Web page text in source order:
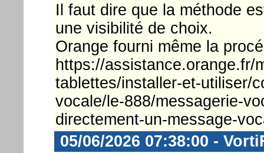
Il faut dire que la méthode
une visibilité de choix.
Orange fourni même la
https://assistance.orange.fr/
tablettes/installer-et-utiliser/
vocale/le-888/messagerie-
directement-un-message-
05/06/2026 07:38:00 -